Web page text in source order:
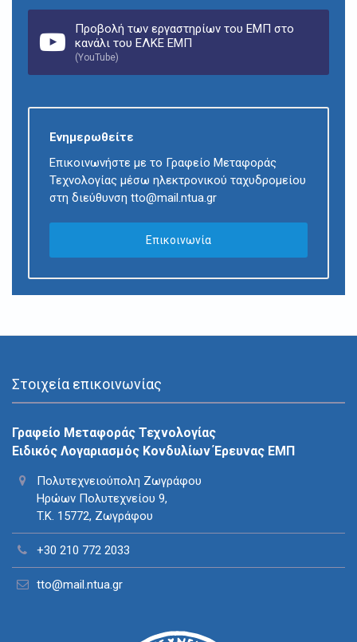
Προβολή των εργαστηρίων του ΕΜΠ στο
κανάλι του ΕΛΚΕ ΕΜΠ
(YouTube)
Ενημερωθείτε
Επικοινωνήστε με το Γραφείο Μεταφοράς
Τεχνολογίας μέσω ηλεκτρονικού ταχυδρομείου
στη διεύθυνση tto@mail.ntua.gr
Επικοινωνία
Στοιχεία επικοινωνίας
Γραφείο Μεταφοράς Τεχνολογίας
Ειδικός Λογαριασμός Κονδυλίων Έρευνας ΕΜΠ
Πολυτεχνειούπολη Ζωγράφου
Ηρώων Πολυτεχνείου 9,
T.K. 15772, Ζωγράφου
+30 210 772 2033
tto@mail.ntua.gr